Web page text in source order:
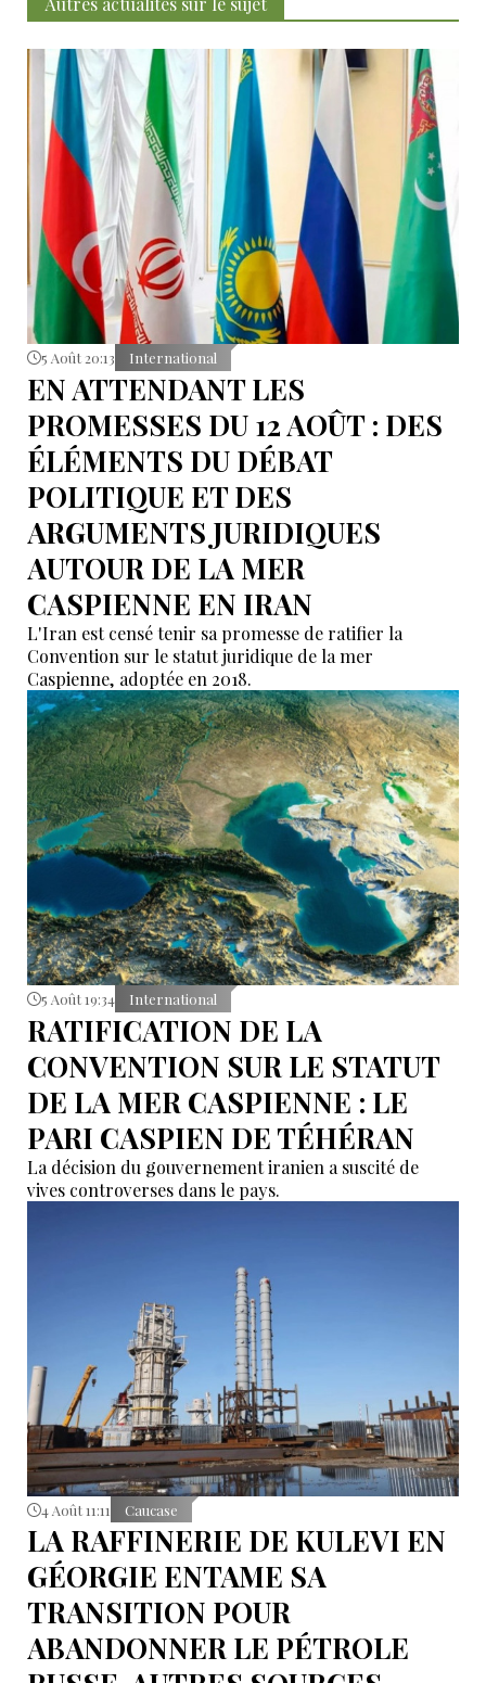
5 Août 20:13 International
EN ATTENDANT LES
PROMESSES DU 12 AOÛT : DES
ÉLÉMENTS DU DÉBAT
POLITIQUE ET DES
ARGUMENTS JURIDIQUES
AUTOUR DE LA MER
CASPIENNE EN IRAN
L'Iran est censé tenir sa promesse de ratifier la
Convention sur le statut juridique de la mer
Caspienne, adoptée en 2018.
5 Août 19:34 International
RATIFICATION DE LA
CONVENTION SUR LE STATUT
DE LA MER CASPIENNE : LE
PARI CASPIEN DE TÉHÉRAN
La décision du gouvernement iranien a suscité de
vives controverses dans le pays.
4 Août 11:11 Caucase
LA RAFFINERIE DE KULEVI EN
GÉORGIE ENTAME SA
TRANSITION POUR
ABANDONNER LE PÉTROLE